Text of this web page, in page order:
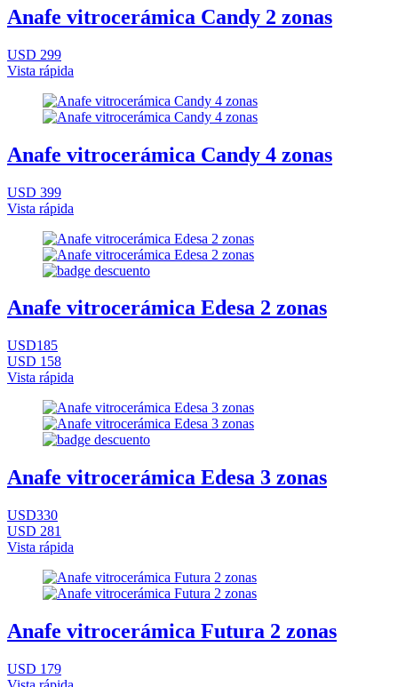
Anafe vitrocerámica Candy 2 zonas
USD 299
Vista rápida
Anafe vitrocerámica Candy 4 zonas
USD 399
Vista rápida
Anafe vitrocerámica Edesa 2 zonas
USD185
USD 158
Vista rápida
Anafe vitrocerámica Edesa 3 zonas
USD330
USD 281
Vista rápida
Anafe vitrocerámica Futura 2 zonas
USD 179